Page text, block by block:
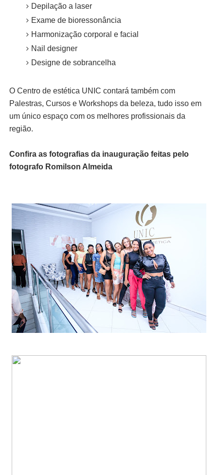
Depilação a laser
Exame de bioressonância
Harmonização corporal e facial
Nail designer
Designe de sobrancelha
O Centro de estética UNIC contará também com
Palestras, Cursos e Workshops da beleza, tudo isso em
um único espaço com os melhores profissionais da
região.
Confira as fotografias da inauguração feitas pelo
fotografo Romilson Almeida